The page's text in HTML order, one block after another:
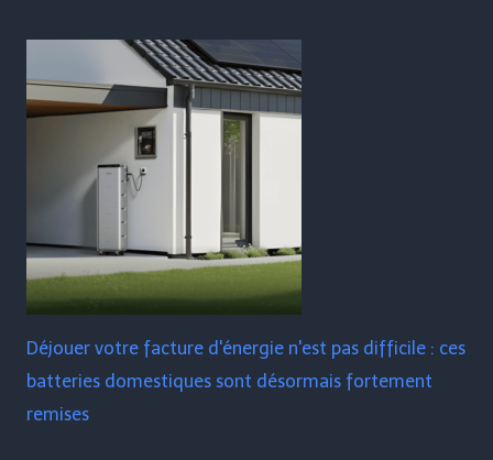
Déjouer votre facture d'énergie n'est pas difficile : ces
batteries domestiques sont désormais fortement
remises